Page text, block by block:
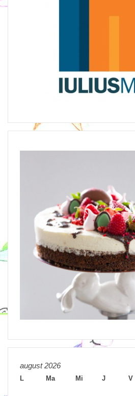
august 2026
L Ma Mi J V